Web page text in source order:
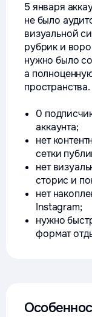
5 января
не было
визуальной
рубрик и
нужно было
а
пространства.
0
аккаунта;
нет
сетки
нет
сторис и
нет
Instagram;
нужно
формат